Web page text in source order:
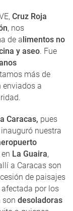
Cruz Roja
, nos
de alimentos no
y aseo. Fue
más de
enviados a
Caracas, pues
nuestra
La Guaira,
a Caracas son
de paisajes
por los
son desoladoras